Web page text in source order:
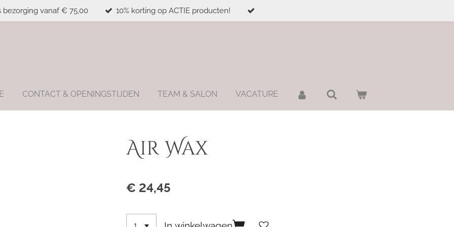
bezorging vanaf € 75,00 10% korting op ACTIE producten!
CONTACT & OPENINGSTIJDEN TEAM & SALON VACATURE
Air Wax
€ 24,45